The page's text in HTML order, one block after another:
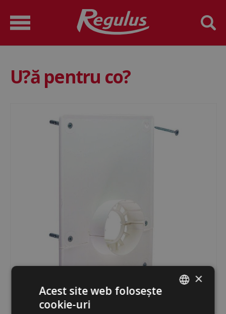
U?ă pentru co?
×
Acest site web folosește
cookie-uri